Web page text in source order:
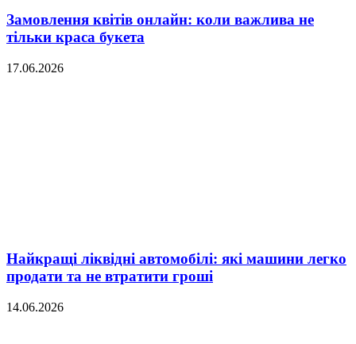
Замовлення квітів онлайн: коли важлива не
тільки краса букета
17.06.2026
Найкращі ліквідні автомобілі: які машини легко
продати та не втратити гроші
14.06.2026